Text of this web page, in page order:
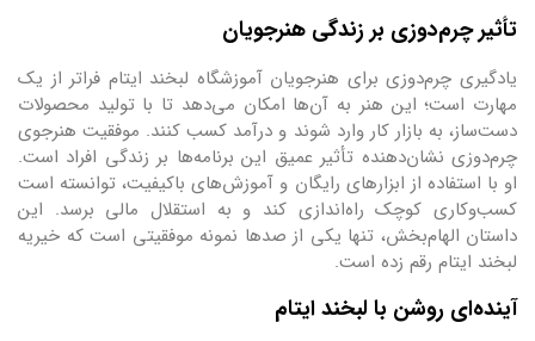
تأثیر چرم‌دوزی بر زندگی هنرجویان
یادگیری چرم‌دوزی برای هنرجویان آموزشگاه لبخند ایتام فراتر از یک
مهارت است؛ این هنر به آن‌ها امکان می‌دهد تا با تولید محصولات
دست‌ساز، به بازار کار وارد شوند و درآمد کسب کنند. موفقیت هنرجوی
چرم‌دوزی نشان‌دهنده تأثیر عمیق این برنامه‌ها بر زندگی افراد است.
او با استفاده از ابزارهای رایگان و آموزش‌های باکیفیت، توانسته است
کسب‌وکاری کوچک راه‌اندازی کند و به استقلال مالی برسد. این
داستان الهام‌بخش، تنها یکی از صدها نمونه موفقیتی است که خیریه
لبخند ایتام رقم زده است.
آینده‌ای روشن با لبخند ایتام